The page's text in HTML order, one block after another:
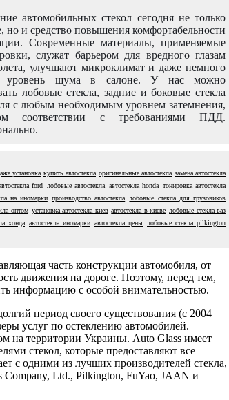
автомобильных стекол сегодня не только
но и средство повышения комфортабельности
Современные материалы, применяемые
служат барьером для вредного глазам
улучшают микроклимат и даже немного
уровень шума в салоне. У нас можно
лобовые стекла, задние и боковые стекла
с любым необходимым уровнем затемнения,
соответствии с требованиями ПДД.
установка купить автостекла оригинальные автостекла замена автостекла
ford лобовые автостекла автостекла honda тонировка автостекла
на иномарки производство автостекла
лобовые стекла для грузовиков
оптом установка автостекла киев автостекла в киеве лобовые стекла ваз
хонда автостекла иномарки автостекла цены
лобовые стекла pilkington
часть конструкции автомобиля, от
движения на дороге. Поэтому, перед тем,
информацию с особой внимательностью.
период своего существования (с 2004
услуг по остеклению автомобилей.
на территории Украины. Auto Glass имеет
стекол, которые предоставляют все
с одними из лучших производителей стекла,
Company, Ltd., Pilkington, FuYao, JAAN и